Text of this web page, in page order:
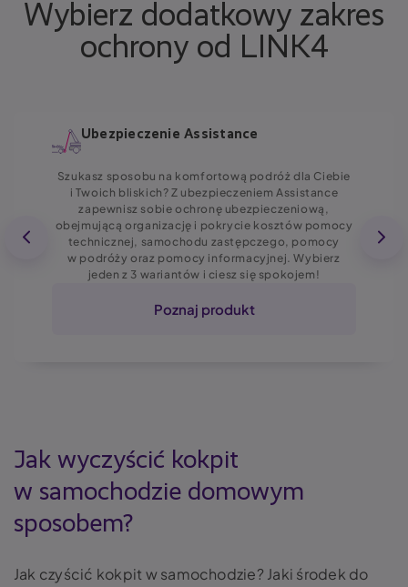
Wybierz dodatkowy zakres
ochrony od LINK4
Ubezpieczenie Assistance
Szukasz sposobu na komfortową podróż dla Ciebie
i Twoich bliskich? Z ubezpieczeniem Assistance
zapewnisz sobie ochronę ubezpieczeniową,
obejmującą organizację i pokrycie kosztów pomocy
technicznej, samochodu zastępczego, pomocy
w podróży oraz pomocy informacyjnej. Wybierz
jeden z 3 wariantów i ciesz się spokojem!
Poznaj produkt
Jak wyczyścić kokpit
w samochodzie domowym
sposobem?
Jak czyścić kokpit w samochodzie? Jaki środek do